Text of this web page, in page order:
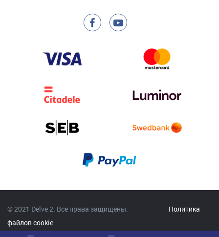
© 2021 Delve 2. Все права защищены.
Политика
файлов cookie